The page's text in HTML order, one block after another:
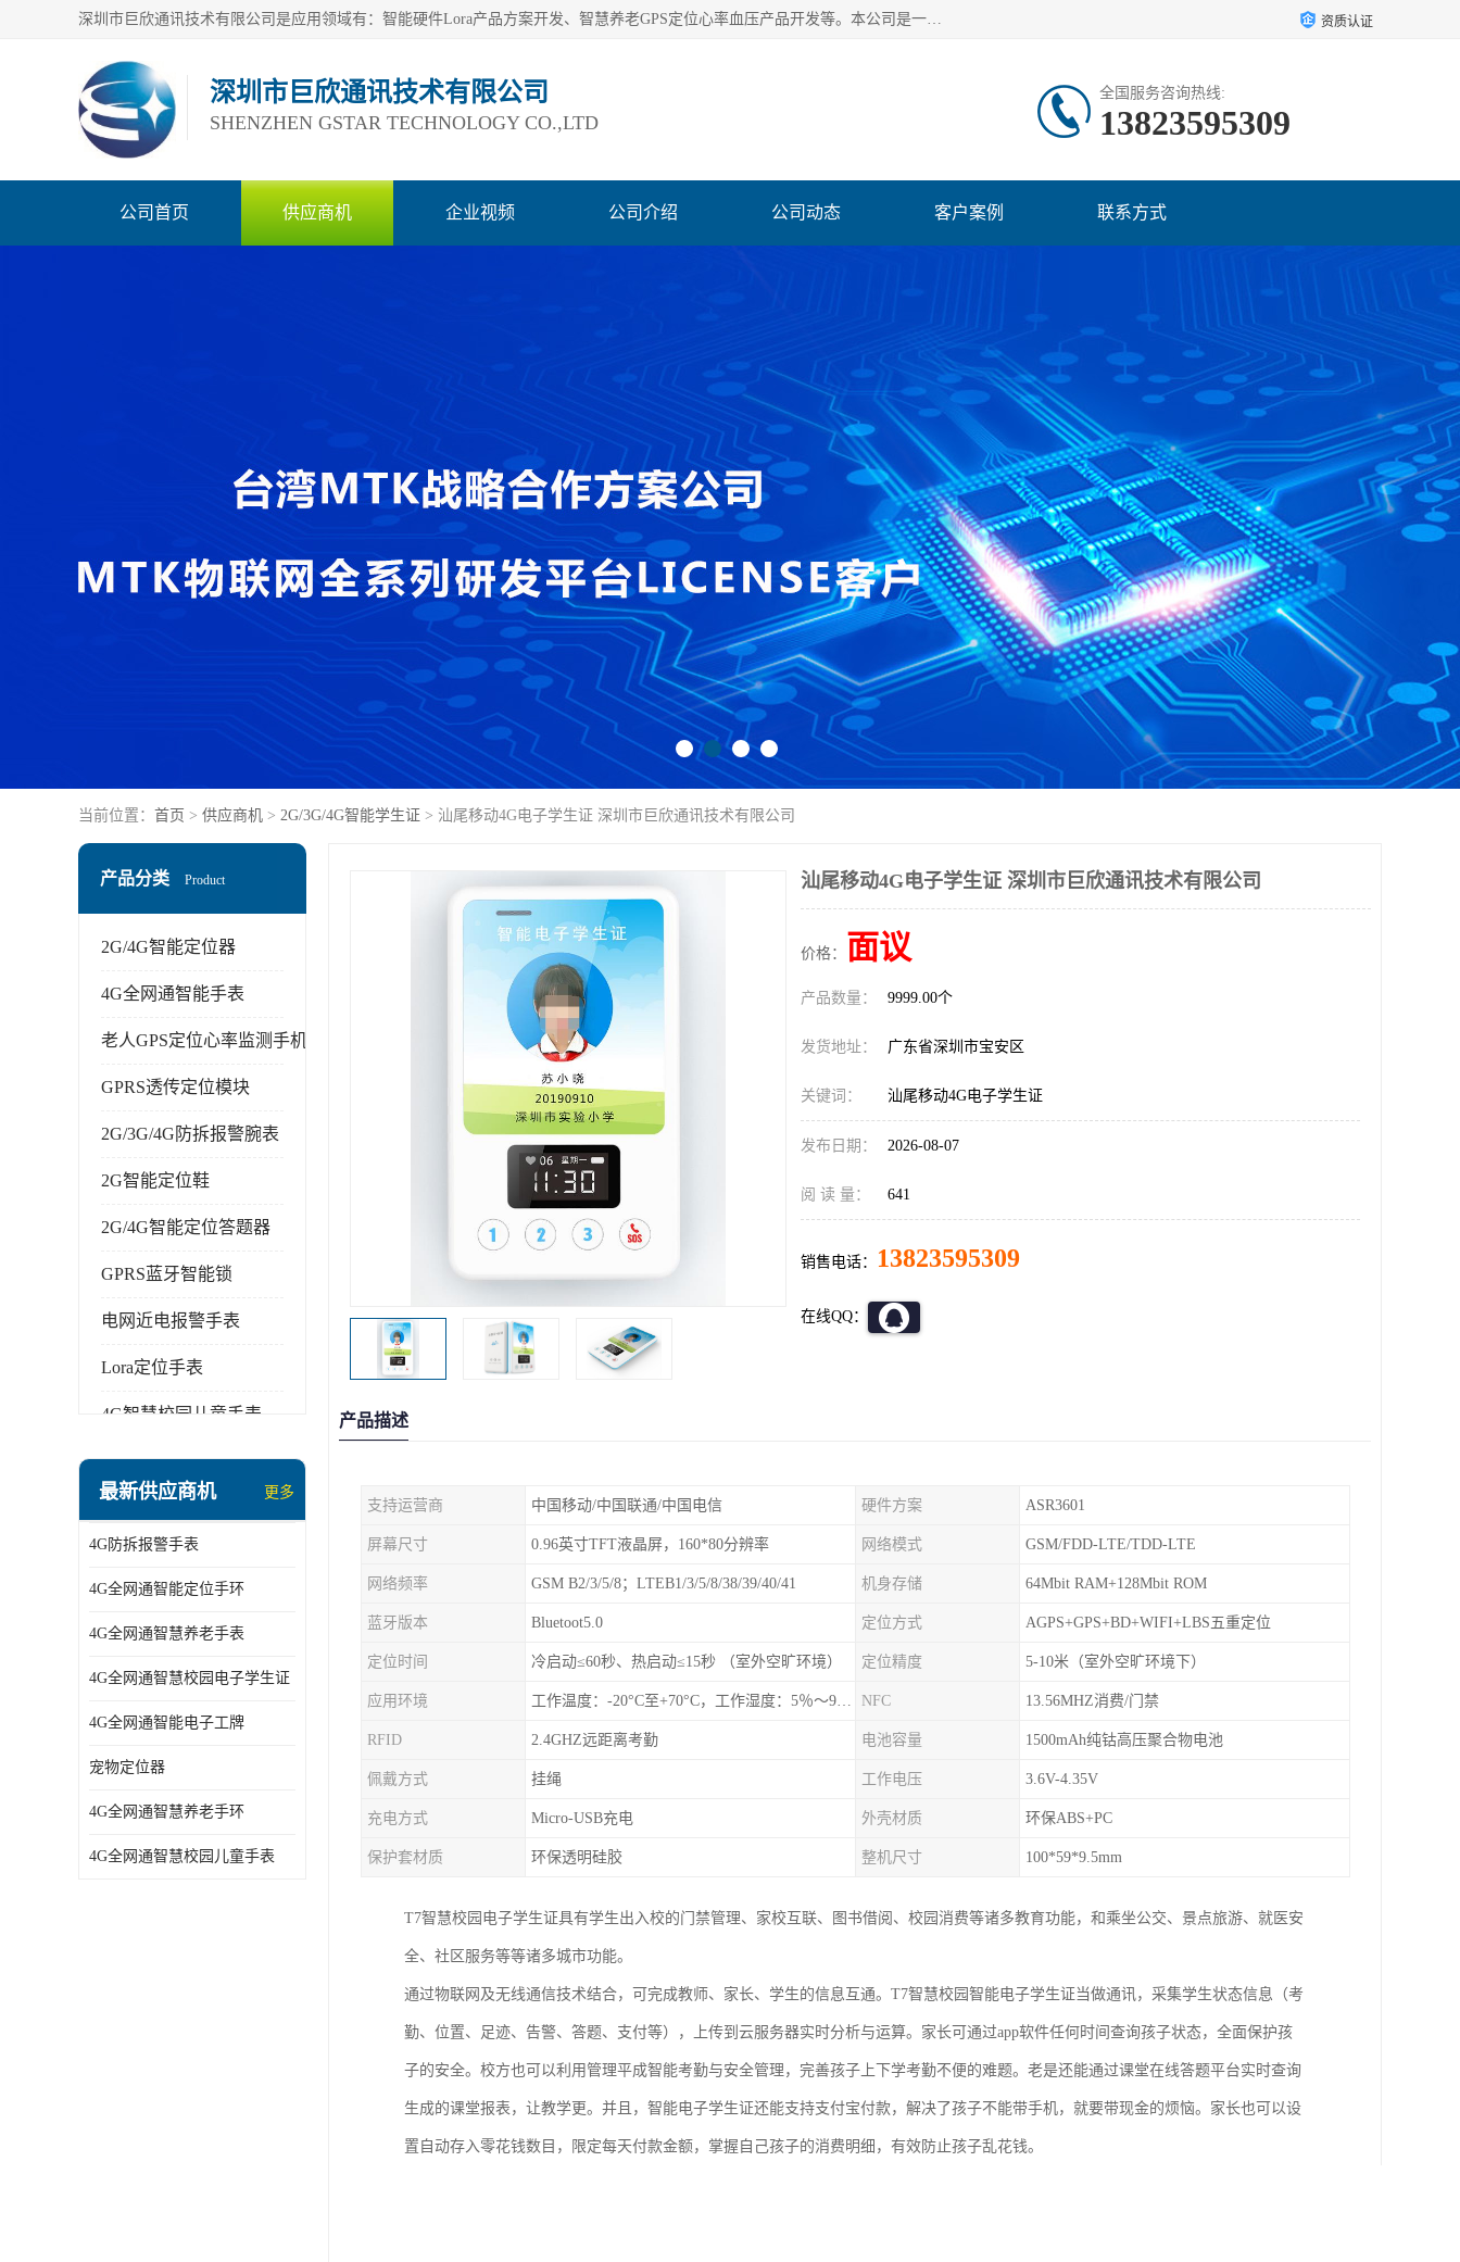
深圳市巨欣通讯技术有限公司是应用领域有：智能硬件Lora产品方案开发、智慧养老GPS定位心率血压产品开发等。本公司是一家民营高新技术企业、行业成员之一的智能硬件方案提供商，公司致力于为智能物联领域提供硬件解决方案。公司可满足不同类型客户采购需要，巨欣通讯切身体会客户对服务及时性的要求，建立了完善的售后服务系统，运用先进的互联网工具为客户提供及时、周到的服务！ 资质认证
深圳市巨欣通讯技术有限公司
SHENZHEN GSTAR TECHNOLOGY CO.,LTD
全国服务咨询热线:
13823595309
公司首页 供应商机 企业视频 公司介绍 公司动态 客户案例 联系方式
当前位置： 首页 > 供应商机 > 2G/3G/4G智能学生证 > 汕尾移动4G电子学生证 深圳市巨欣通讯技术有限公司
产品分类 Product
2G/4G智能定位器
4G全网通智能手表
老人GPS定位心率监测手机
GPRS透传定位模块
2G/3G/4G防拆报警腕表
2G智能定位鞋
2G/4G智能定位答题器
GPRS蓝牙智能锁
电网近电报警手表
Lora定位手表
4G智慧校园儿童手表
指静脉识别智能锁
2G/BT4.0智能睡眠带
2G/4G智慧养老手环
最新供应商机 更多
4G防拆报警手表
4G全网通智能定位手环
4G全网通智慧养老手表
4G全网通智慧校园电子学生证
4G全网通智能电子工牌
宠物定位器
4G全网通智慧养老手环
4G全网通智慧校园儿童手表
汕尾移动4G电子学生证 深圳市巨欣通讯技术有限公司
价格： 面议
产品数量： 9999.00个
发货地址： 广东省深圳市宝安区
关键词： 汕尾移动4G电子学生证
发布日期： 2026-08-07
阅 读 量： 641
销售电话： 13823595309
在线QQ：
产品描述
支持运营商 中国移动/中国联通/中国电信 硬件方案 ASR3601
屏幕尺寸 0.96英寸TFT液晶屏，160*80分辨率 网络模式 GSM/FDD-LTE/TDD-LTE
网络频率 GSM B2/3/5/8；LTEB1/3/5/8/38/39/40/41 机身存储 64Mbit RAM+128Mbit ROM
蓝牙版本 Bluetoot5.0 定位方式 AGPS+GPS+BD+WIFI+LBS五重定位
定位时间 冷启动≤60秒、热启动≤15秒 （室外空旷环境） 定位精度 5-10米（室外空旷环境下）
应用环境 工作温度：-20°C至+70°C，工作湿度：5％〜95％RH NFC 13.56MHZ消费/门禁
RFID 2.4GHZ远距离考勤 电池容量 1500mAh纯钴高压聚合物电池
佩戴方式 挂绳 工作电压 3.6V-4.35V
充电方式 Micro-USB充电 外壳材质 环保ABS+PC
保护套材质 环保透明硅胶 整机尺寸 100*59*9.5mm
T7智慧校园电子学生证具有学生出入校的门禁管理、家校互联、图书借阅、校园消费等诸多教育功能，和乘坐公交、景点旅游、就医安
全、社区服务等等诸多城市功能。
通过物联网及无线通信技术结合，可完成教师、家长、学生的信息互通。T7智慧校园智能电子学生证当做通讯，采集学生状态信息（考
勤、位置、足迹、告警、答题、支付等），上传到云服务器实时分析与运算。家长可通过app软件任何时间查询孩子状态，全面保护孩
子的安全。校方也可以利用管理平成智能考勤与安全管理，完善孩子上下学考勤不便的难题。老是还能通过课堂在线答题平台实时查询
生成的课堂报表，让教学更。并且，智能电子学生证还能支持支付宝付款，解决了孩子不能带手机，就要带现金的烦恼。家长也可以设
置自动存入零花钱数目，限定每天付款金额，掌握自己孩子的消费明细，有效防止孩子乱花钱。